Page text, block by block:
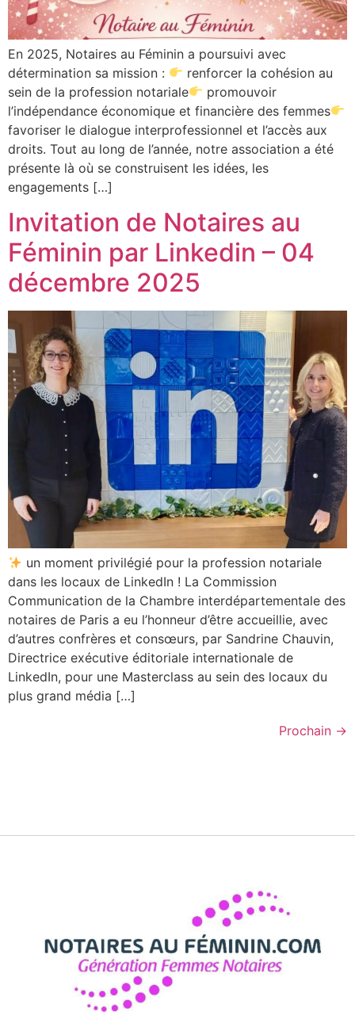
En 2025, Notaires au Féminin a poursuivi avec
détermination sa mission :
renforcer la cohésion au
sein de la profession notariale
promouvoir
l’indépendance économique et financière des femmes
favoriser le dialogue interprofessionnel et l’accès aux
droits. Tout au long de l’année, notre association a été
présente là où se construisent les idées, les
engagements […]
Invitation de Notaires au
Féminin par Linkedin – 04
décembre 2025
un moment privilégié pour la profession notariale
dans les locaux de LinkedIn ! La Commission
Communication de la Chambre interdépartementale des
notaires de Paris a eu l’honneur d’être accueillie, avec
d’autres confrères et consœurs, par Sandrine Chauvin,
Directrice exécutive éditoriale internationale de
LinkedIn, pour une Masterclass au sein des locaux du
plus grand média […]
Prochain →